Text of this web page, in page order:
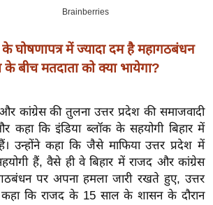
घोषणापत्र में ज्यादा दम है महागठबंधन
के बीच मतदाता को क्या भायेगा?
कांग्रेस की तुलना उत्तर प्रदेश की समाजवादी
कहा कि इंडिया ब्लॉक के सहयोगी बिहार में
उन्होंने कहा कि जैसे माफिया उत्तर प्रदेश में
हैं, वैसे ही वे बिहार में राजद और कांग्रेस
पर अपना हमला जारी रखते हुए, उत्तर
कहा कि राजद के 15 साल के शासन के दौरान